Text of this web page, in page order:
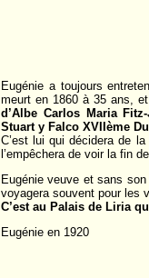
Eugénie a toujours
meurt en 1860 à 35 ans,
d’Albe Carlos Maria
Stuart y Falco XVIIème
C’est lui qui décidera de la
l’empêchera de voir la fin
Eugénie veuve et sans
voyagera souvent pour les
C’est au Palais de Liria
Eugénie en 1920